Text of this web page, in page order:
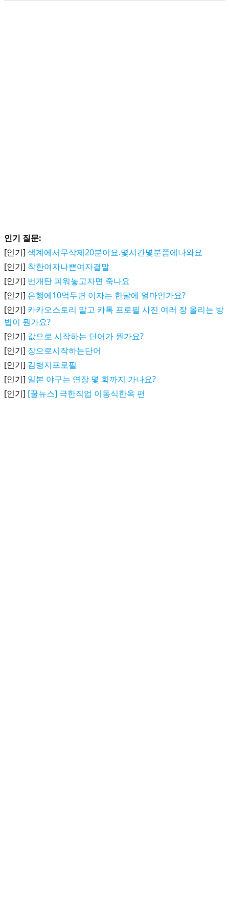
인기 질문:
[인기] 색계에서무삭제20분이요.몇시간몇분쯤에나와요
[인기] 착한여자나쁜여자결말
[인기] 번개탄 피워놓고자면 죽나요
[인기] 은행에10억두면 이자는 한달에 얼마인가요?
[인기] 카카오스토리 말고 카톡 프로필 사진 여러 장 올리는 방
법이 뭔가요?
[인기] 값으로 시작하는 단어가 뭔가요?
[인기] 장으로시작하는단어
[인기] 김병지프로필
[인기] 일본 야구는 연장 몇 회까지 가나요?
[인기] [꿀뉴스] 극한직업 이동식한옥 편